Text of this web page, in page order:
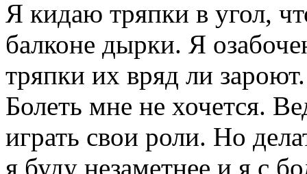
Я кидаю тряпки в угол,
балконе дырки. Я
тряпки их вряд ли
Болеть мне не хочется.
играть свои роли. Но
я буду незаметнее и я с